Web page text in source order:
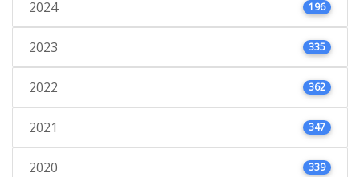
2024 196
2023 335
2022 362
2021 347
2020 339